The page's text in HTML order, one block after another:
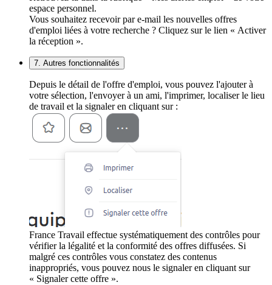
espace personnel.
Vous souhaitez recevoir par e-mail les nouvelles offres
d'emploi liées à votre recherche ? Cliquez sur le lien « Activer
la réception ».
7. Autres fonctionnalités
Depuis le détail de l'offre d'emploi, vous pouvez l'ajouter à
votre sélection, l'envoyer à un ami, l'imprimer, localiser le lieu
de travail et la signaler en cliquant sur :
France Travail effectue systématiquement des contrôles pour
vérifier la légalité et la conformité des offres diffusées. Si
malgré ces contrôles vous constatez des contenus
inappropriés, vous pouvez nous le signaler en cliquant sur
« Signaler cette offre ».